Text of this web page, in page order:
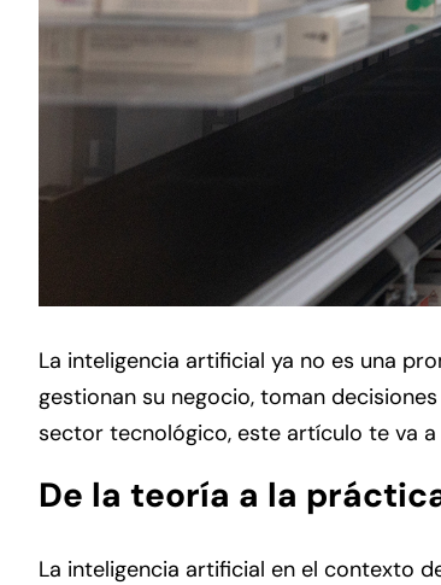
La inteligencia artificial ya no es una
gestionan su negocio, toman
sector tecnológico, este artículo te va
De la teoría a la
La inteligencia artificial en el contexto